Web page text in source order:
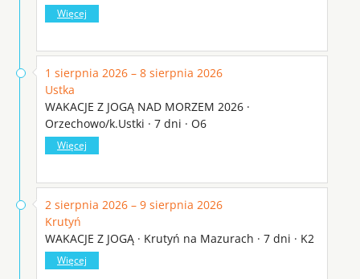
Więcej
1 sierpnia 2026 – 8 sierpnia 2026
Ustka
WAKACJE Z JOGĄ NAD MORZEM 2026 ·
Orzechowo/k.Ustki · 7 dni · O6
Więcej
2 sierpnia 2026 – 9 sierpnia 2026
Krutyń
WAKACJE Z JOGĄ · Krutyń na Mazurach · 7 dni · K2
Więcej